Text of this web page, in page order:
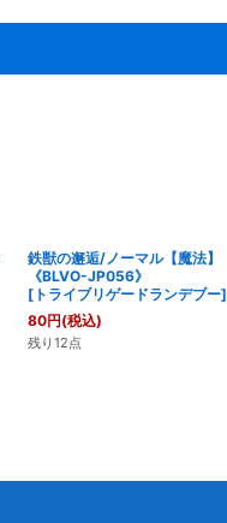
鉄獣の邂逅/ノーマル【魔法】
《BLVO-JP056》
[トライブリゲードランデブー]
80円(税込)
残り12点